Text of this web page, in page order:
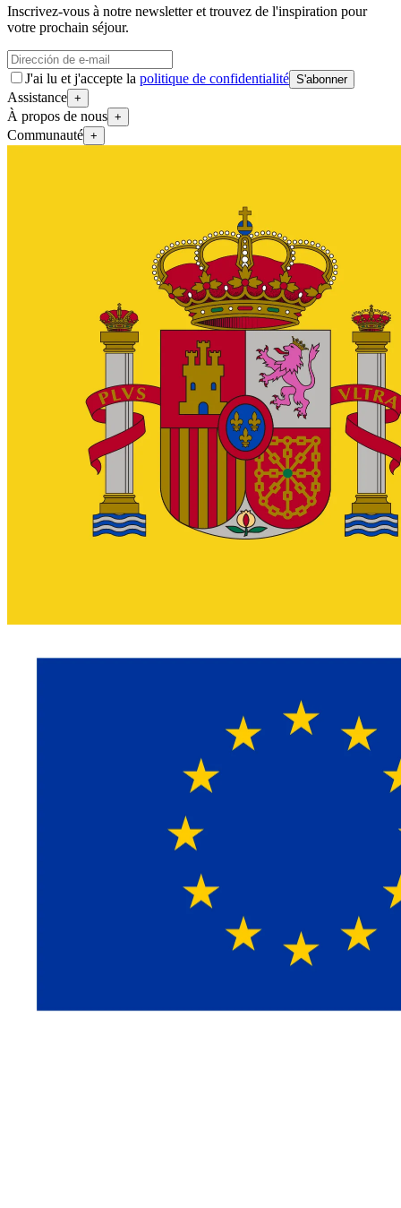
Inscrivez-vous à notre newsletter et trouvez de l'inspiration pour
votre prochain séjour.
J'ai lu et j'accepte la politique de confidentialité S'abonner
Assistance +
À propos de nous +
Communauté +